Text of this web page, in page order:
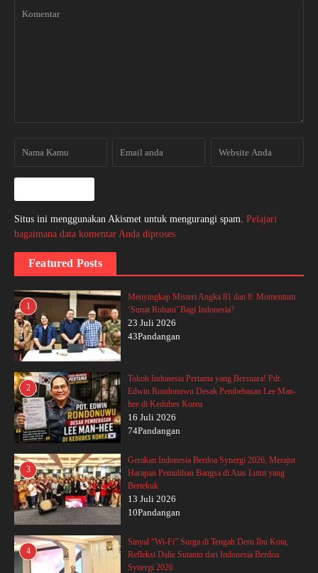
Situs ini menggunakan Akismet untuk mengurangi spam. Pelajari
bagaimana data komentar Anda diproses
Featured Posts
1
Menyingkap Misteri Angka 81 dan 8: Momentum
‘Sunat Rohani’ Bagi Indonesia?
23 Juli 2026
43Pandangan
2
Tokoh Indonesia Pertama yang Bersuara! Pdt.
Edwin Rondonuwu Desak Pembebasan Lee Man-
hee di Kedubes Korea
16 Juli 2026
74Pandangan
3
Gerakan Indonesia Berdoa Synergi 2026, Merajut
Harapan Pemulihan Bangsa di Atas Lutut yang
Bertekuk
13 Juli 2026
10Pandangan
4
Sinyal “Wi-Fi” Surga di Tengah Deru Ibu Kota,
Refleksi Dalie Sutanto dari Indonesia Berdoa
Synergi 2026